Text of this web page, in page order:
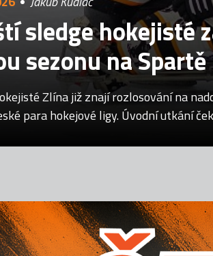
sledge hokejisté
sezonu na Spartě
Zlína již znají rozlosování na
para hokejové ligy. Úvodní utkání
14. března.